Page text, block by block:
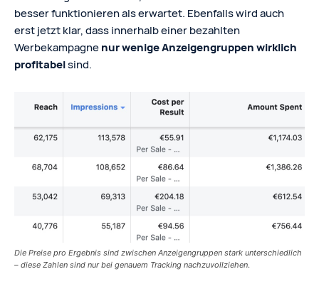
besser funktionieren als erwartet. Ebenfalls wird auch
erst jetzt klar, dass innerhalb einer bezahlten
Werbekampagnenur wenige Anzeigengruppen wirklich
profitabelsind.
Die Preise pro Ergebnis sind zwischen Anzeigengruppen stark unterschiedlich
– diese Zahlen sind nur bei genauem Tracking nachzuvollziehen.